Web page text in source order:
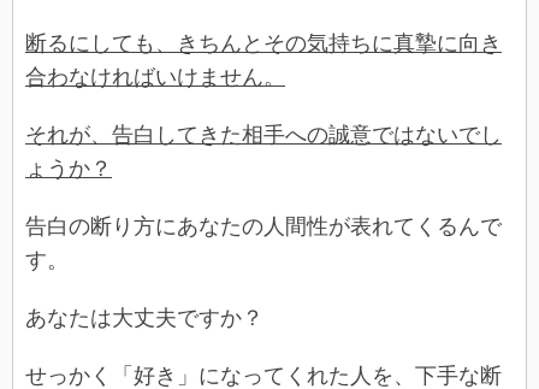
断るにしても、きちんとその気持ちに真摯に向き
合わなければいけません。
それが、告白してきた相手への誠意ではないでし
ょうか？
告白の断り方にあなたの人間性が表れてくるんで
す。
あなたは大丈夫ですか？
せっかく「好き」になってくれた人を、下手な断